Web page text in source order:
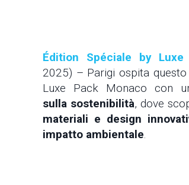
Édition Spéciale by Luxe
2025) – Parigi ospita
Luxe Pack Monaco con
sulla sostenibilità, dove
materiali e design
impatto ambientale.